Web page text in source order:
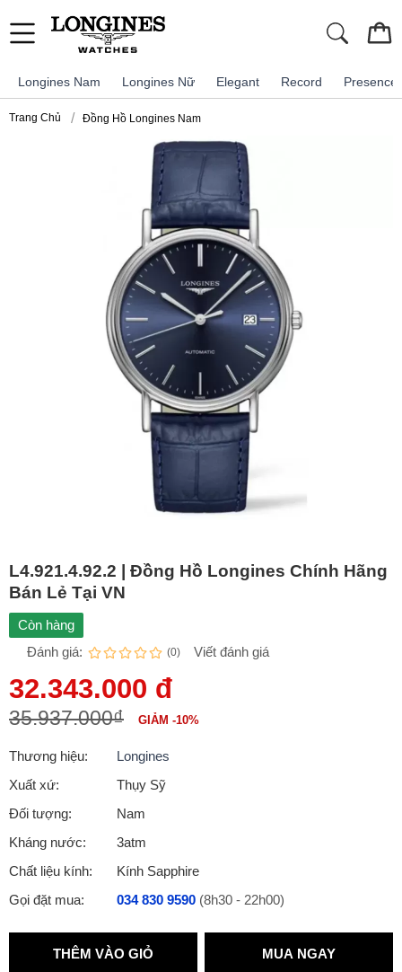
Longines Nam Longines Nữ Elegant Record Presence
Trang Chủ Đồng Hồ Longines Nam
L4.921.4.92.2 | Đồng Hồ Longines Chính Hãng
Bán Lẻ Tại VN
Còn hàng
Đánh giá:
(0) Viết đánh giá
32.343.000 đ
35.937.000₫ GIẢM -10%
Thương hiệu:
Longines
Xuất xứ:
Thụy Sỹ
Đối tượng:
Nam
Kháng nước:
3atm
Chất liệu kính:
Kính Sapphire
Gọi đặt mua:
034 830 9590 (8h30 - 22h00)
THÊM VÀO GIỎ MUA NGAY